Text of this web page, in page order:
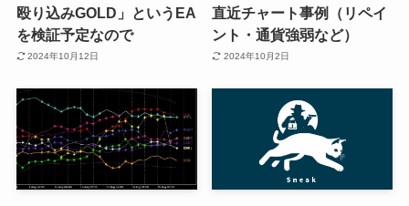
殴り込みGOLD」というEA
を検証予定なので
2024年10月12日
直近チャート事例（リペイ
ント・通貨強弱など）
2024年10月2日